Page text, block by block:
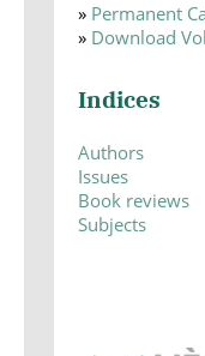
» Permanent
» Download
Indices
Authors
Issues
Book reviews
Subjects